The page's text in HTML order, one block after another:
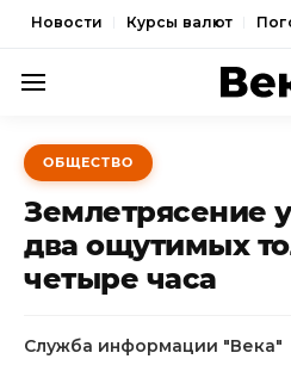
Новости Курсы валют
ПОЛИТИКА
ЭКОНОМИКА
ОБЩЕСТВО
СПОРТ
ОБЩЕСТВО
Землетрясение
два ощутимых
четыре часа
Служба информации "Века"